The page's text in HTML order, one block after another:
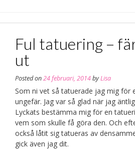
Ful tatuering –
ut
Posted on24 februari, 2014byLisa
Som ni vet så tatuerade jag mig för
ungefär. Jag var så glad när jag
Lyckats bestämma mig för en
vem som skulle få göra den. Och
också låtit sig tatueras av
gick även jag dit.